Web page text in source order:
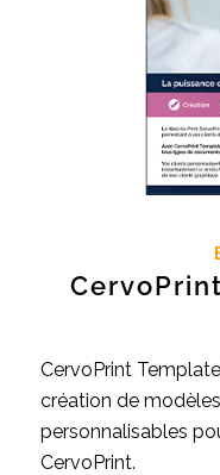
CervoPrint
création de
personnalisables
CervoPrint.